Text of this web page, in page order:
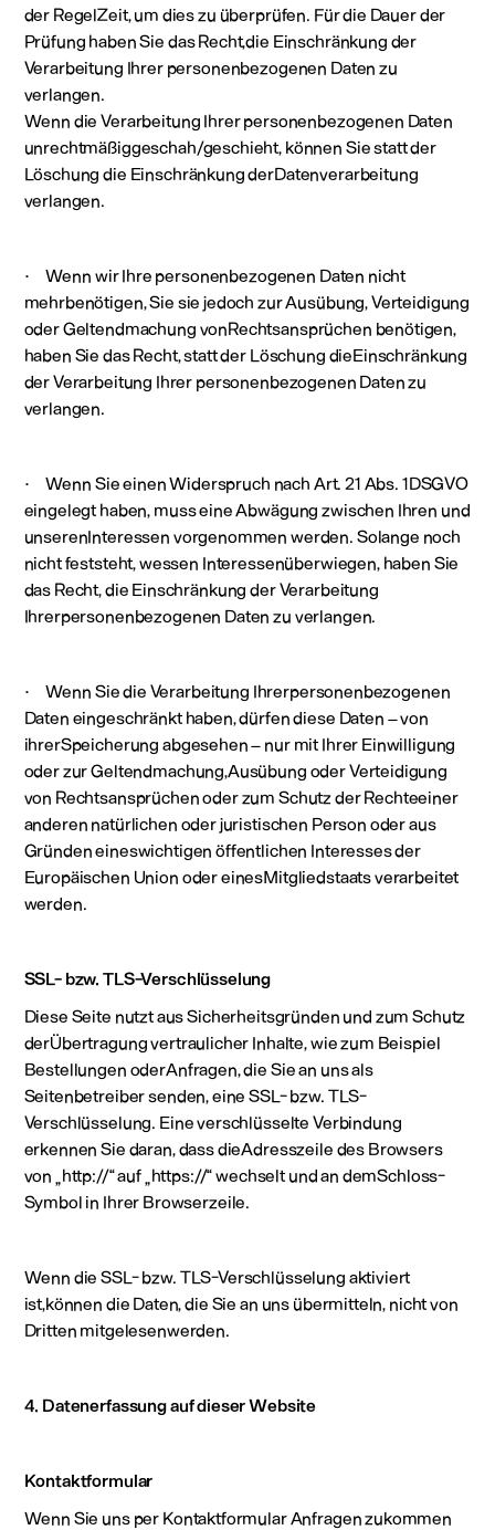
der RegelZeit, um dies zu überprüfen. Für die Dauer der
Prüfung haben Sie das Recht,die Einschränkung der
Verarbeitung Ihrer personenbezogenen Daten zu
verlangen.
Wenn die Verarbeitung Ihrer personenbezogenen Daten
unrechtmäßiggeschah/geschieht, können Sie statt der
Löschung die Einschränkung derDatenverarbeitung
verlangen.
· Wenn wir Ihre personenbezogenen Daten nicht
mehrbenötigen, Sie sie jedoch zur Ausübung, Verteidigung
oder Geltendmachung vonRechtsansprüchen benötigen,
haben Sie das Recht, statt der Löschung dieEinschränkung
der Verarbeitung Ihrer personenbezogenen Daten zu
verlangen.
· Wenn Sie einen Widerspruch nach Art. 21 Abs. 1DSGVO
eingelegt haben, muss eine Abwägung zwischen Ihren und
unserenInteressen vorgenommen werden. Solange noch
nicht feststeht, wessen Interessenüberwiegen, haben Sie
das Recht, die Einschränkung der Verarbeitung
Ihrerpersonenbezogenen Daten zu verlangen.
· Wenn Sie die Verarbeitung Ihrerpersonenbezogenen
Daten eingeschränkt haben, dürfen diese Daten – von
ihrerSpeicherung abgesehen – nur mit Ihrer Einwilligung
oder zur Geltendmachung,Ausübung oder Verteidigung
von Rechtsansprüchen oder zum Schutz der Rechteeiner
anderen natürlichen oder juristischen Person oder aus
Gründen eineswichtigen öffentlichen Interesses der
Europäischen Union oder einesMitgliedstaats verarbeitet
werden.
SSL- bzw. TLS-Verschlüsselung
Diese Seite nutzt aus Sicherheitsgründen und zum Schutz
derÜbertragung vertraulicher Inhalte, wie zum Beispiel
Bestellungen oderAnfragen, die Sie an uns als
Seitenbetreiber senden, eine SSL- bzw. TLS-
Verschlüsselung. Eine verschlüsselte Verbindung
erkennen Sie daran, dass dieAdresszeile des Browsers
von „http://“ auf „https://“ wechselt und an demSchloss-
Symbol in Ihrer Browserzeile.
Wenn die SSL- bzw. TLS-Verschlüsselung aktiviert
ist,können die Daten, die Sie an uns übermitteln, nicht von
Dritten mitgelesenwerden.
4. Datenerfassung auf dieser Website
Kontaktformular
Wenn Sie uns per Kontaktformular Anfragen zukommen